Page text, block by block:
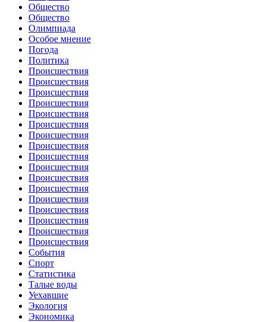
Общество
Общество
Олимпиада
Особое мнение
Погода
Политика
Происшествия
Происшествия
Происшествия
Происшествия
Происшествия
Происшествия
Происшествия
Происшествия
Происшествия
Происшествия
Происшествия
Происшествия
Происшествия
Происшествия
Происшествия
Происшествия
Происшествия
События
Спорт
Статистика
Талые воды
Уехавшие
Экология
Экономика